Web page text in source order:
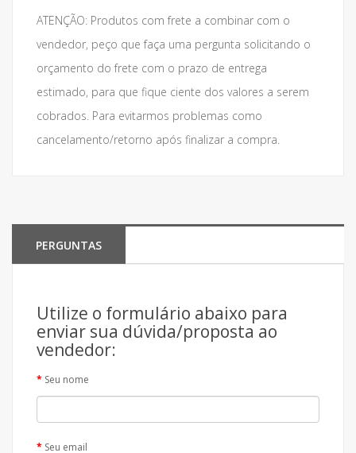
ATENÇÃO: Produtos com frete a combinar com o
vendedor, peço que faça uma pergunta solicitando o
orçamento do frete com o prazo de entrega
estimado, para que fique ciente dos valores a serem
cobrados. Para evitarmos problemas como
cancelamento/retorno após finalizar a compra.
PERGUNTAS
Utilize o formulário abaixo para
enviar sua dúvida/proposta ao
vendedor:
Seu nome
Seu email